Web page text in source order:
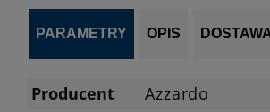
PARAMETRY OPIS
Producent
Azzardo